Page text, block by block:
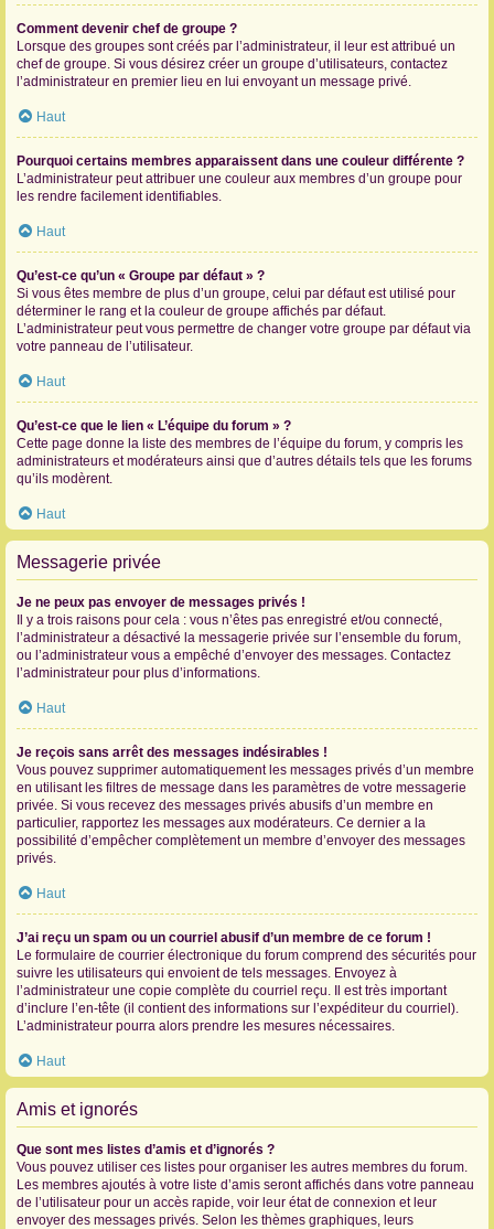
Comment devenir chef de groupe ?
Lorsque des groupes sont créés par l’administrateur, il leur est attribué un
chef de groupe. Si vous désirez créer un groupe d’utilisateurs, contactez
l’administrateur en premier lieu en lui envoyant un message privé.
Haut
Pourquoi certains membres apparaissent dans une couleur différente ?
L’administrateur peut attribuer une couleur aux membres d’un groupe pour
les rendre facilement identifiables.
Haut
Qu’est-ce qu’un « Groupe par défaut » ?
Si vous êtes membre de plus d’un groupe, celui par défaut est utilisé pour
déterminer le rang et la couleur de groupe affichés par défaut.
L’administrateur peut vous permettre de changer votre groupe par défaut via
votre panneau de l’utilisateur.
Haut
Qu’est-ce que le lien « L’équipe du forum » ?
Cette page donne la liste des membres de l’équipe du forum, y compris les
administrateurs et modérateurs ainsi que d’autres détails tels que les forums
qu’ils modèrent.
Haut
Messagerie privée
Je ne peux pas envoyer de messages privés !
Il y a trois raisons pour cela : vous n’êtes pas enregistré et/ou connecté,
l’administrateur a désactivé la messagerie privée sur l’ensemble du forum,
ou l’administrateur vous a empêché d’envoyer des messages. Contactez
l’administrateur pour plus d’informations.
Haut
Je reçois sans arrêt des messages indésirables !
Vous pouvez supprimer automatiquement les messages privés d’un membre
en utilisant les filtres de message dans les paramètres de votre messagerie
privée. Si vous recevez des messages privés abusifs d’un membre en
particulier, rapportez les messages aux modérateurs. Ce dernier a la
possibilité d’empêcher complètement un membre d’envoyer des messages
privés.
Haut
J’ai reçu un spam ou un courriel abusif d’un membre de ce forum !
Le formulaire de courrier électronique du forum comprend des sécurités pour
suivre les utilisateurs qui envoient de tels messages. Envoyez à
l’administrateur une copie complète du courriel reçu. Il est très important
d’inclure l’en-tête (il contient des informations sur l’expéditeur du courriel).
L’administrateur pourra alors prendre les mesures nécessaires.
Haut
Amis et ignorés
Que sont mes listes d’amis et d’ignorés ?
Vous pouvez utiliser ces listes pour organiser les autres membres du forum.
Les membres ajoutés à votre liste d’amis seront affichés dans votre panneau
de l’utilisateur pour un accès rapide, voir leur état de connexion et leur
envoyer des messages privés. Selon les thèmes graphiques, leurs